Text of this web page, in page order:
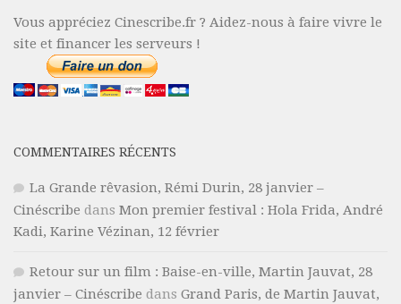
Vous appréciez Cinescribe.fr ? Aidez-nous à faire vivre le
site et financer les serveurs !
COMMENTAIRES RÉCENTS
La Grande rêvasion, Rémi Durin, 28 janvier –
Cinéscribe dans Mon premier festival : Hola Frida, André
Kadi, Karine Vézinan, 12 février
Retour sur un film : Baise-en-ville, Martin Jauvat, 28
janvier – Cinéscribe dans Grand Paris, de Martin Jauvat,